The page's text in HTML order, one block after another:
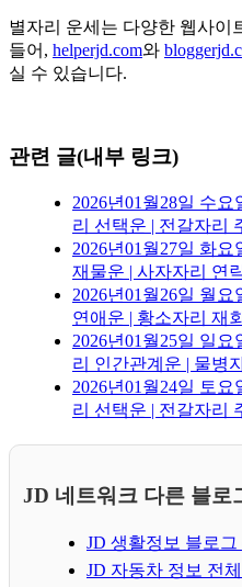
별자리 운세는 다양한 웹사이
들어, helperjd.com와
실 수 있습니다.
관련 글(내부 링크)
2026년01월28일 수
리 선택운 | 전갈자리
2026년01월27일 화
재물운 | 사자자리 연
2026년01월26일 월
연애운 | 황소자리 재
2026년01월25일 일
리 인간관계운 | 물병
2026년01월24일 토
리 선택운 | 전갈자리
JD 네트워크 다른 블로
JD 생활정보 블로그
JD 자동차 정보 전체